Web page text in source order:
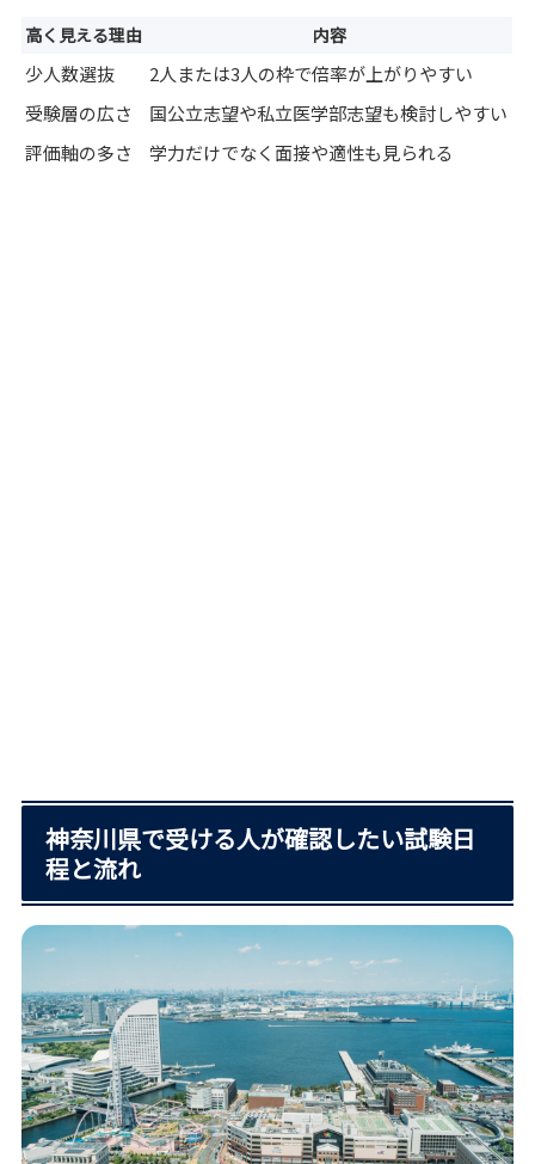
高く見える理由 内容
少人数選抜
2人または3人の枠で倍率が上がりやすい
受験層の広さ
国公立志望や私立医学部志望も検討しやすい
評価軸の多さ
学力だけでなく面接や適性も見られる
神奈川県で受ける人が確認したい試験日
程と流れ